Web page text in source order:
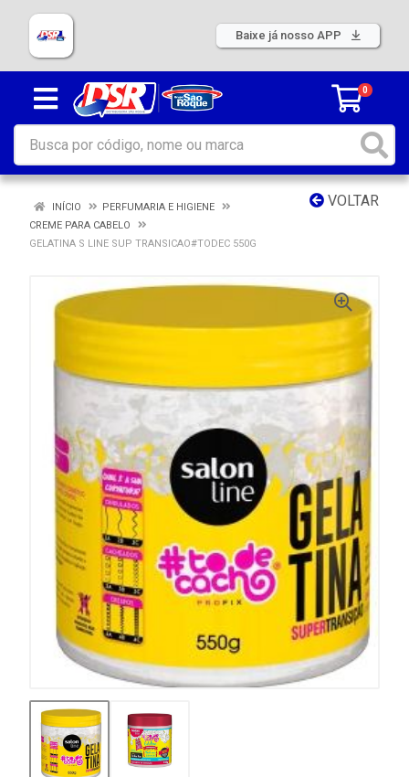
Baixe já nosso APP
0
VOLTAR
INÍCIO
PERFUMARIA E HIGIENE
CREME PARA CABELO
GELATINA S LINE SUP TRANSICAO#TODEC 550G